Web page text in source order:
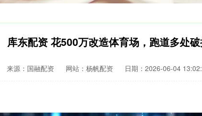
库东配资 花500万改造体育场，跑道多处
来源：国融配资 网站：杨帆配资 日期：2026-06-04